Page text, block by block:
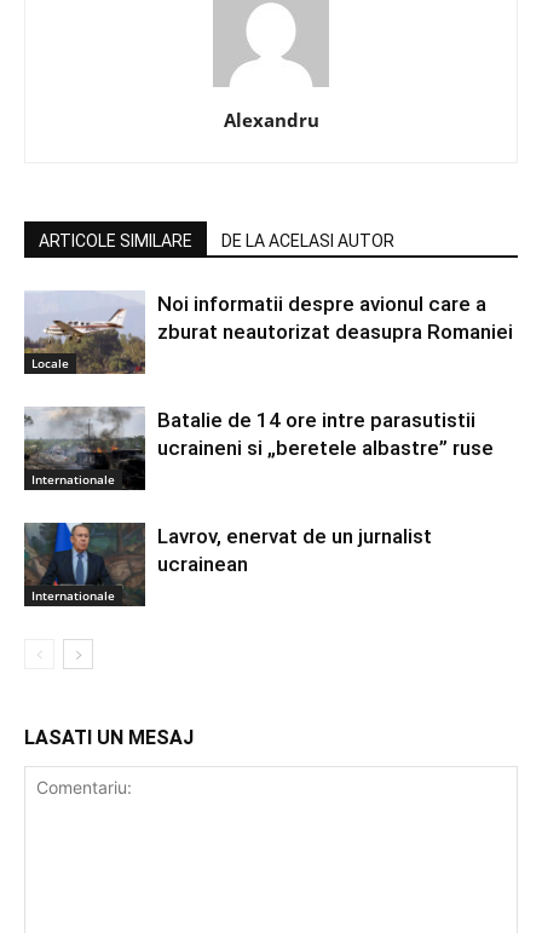
Alexandru
ARTICOLE SIMILARE DE LA ACELASI AUTOR
Locale
Noi informatii despre avionul care a
zburat neautorizat deasupra Romaniei
Internationale
Batalie de 14 ore intre parasutistii
ucraineni si „beretele albastre” ruse
Internationale
Lavrov, enervat de un jurnalist
ucrainean
LASATI UN MESAJ